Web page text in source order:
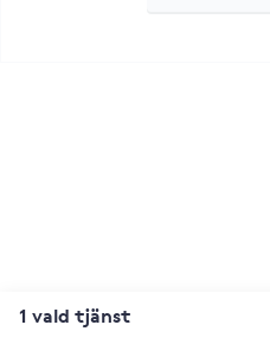
1 vald tjänst